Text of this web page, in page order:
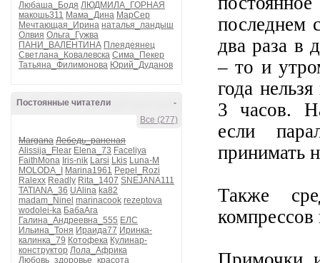
Любаша_Бодя ЛЮДМИЛА_ГОРНАЯ
макошь311 Мама_Дина МарСер
Мечтающая_Ирина наталья_ландыш
Олвия Ольга_Гужва
ПАНИ_ВАЛЕНТИНА Плеядеянец
Светлана_Ковалевска Сима_Пекер
Татьяна_Филимонова Юрий_Дуданов
-
Постоянные читатели
Все (277)
Margana Лебедь_раненая
Alissija_Flear Elena_73 Faceliya
FaithMona Iris-nik Larsi Lkis Luna-M
MOLODA_I
Marina1961 Pepel_Rozi
Ralexx Readly Rita_1407 SNEJANA111
TATIANA_36 UAlina ka82
madam_Ninel marinacook rezeptova
wodolei-ka БабаАга
Галина_Андреевна_555 ЕЛС
Ильина_Тоня Ираида77 Иринка-
калинка_79 Котофека Кулинар-
конструктор Лола_Африка
Любовь_здоровье_красота
последнем
два раза в
– то и
года
3 часов.
если
принимать
Также
компрессов